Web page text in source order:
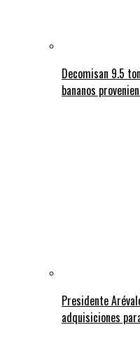
Decomisan 9.5
bananos
Presidente
adquisiciones